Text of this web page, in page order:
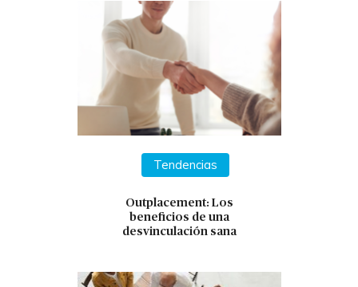
Tendencias
Outplacement: Los
beneficios de una
desvinculación sana